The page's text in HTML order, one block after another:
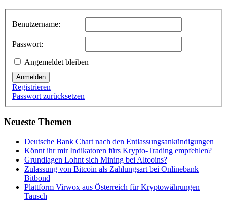
Benutzername:
Passwort:
Angemeldet bleiben
Anmelden
Registrieren
Passwort zurücksetzen
Neueste Themen
Deutsche Bank Chart nach den Entlassungsankündigungen
Könnt ihr mir Indikatoren fürs Krypto-Trading empfehlen?
Grundlagen Lohnt sich Mining bei Altcoins?
Zulassung von Bitcoin als Zahlungsart bei Onlinebank
Bitbond
Plattform Virwox aus Österreich für Kryptowährungen
Tausch